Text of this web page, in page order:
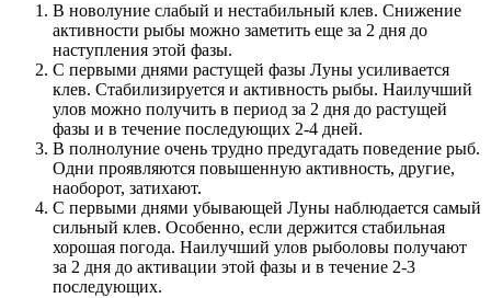
В новолуние слабый и нестабильный клев. Снижение
активности рыбы можно заметить еще за 2 дня до
наступления этой фазы.
С первыми днями растущей фазы Луны усиливается
клев. Стабилизируется и активность рыбы. Наилучший
улов можно получить в период за 2 дня до растущей
фазы и в течение последующих 2-4 дней.
В полнолуние очень трудно предугадать поведение рыб.
Одни проявляются повышенную активность, другие,
наоборот, затихают.
С первыми днями убывающей Луны наблюдается самый
сильный клев. Особенно, если держится стабильная
хорошая погода. Наилучший улов рыболовы получают
за 2 дня до активации этой фазы и в течение 2-3
последующих.